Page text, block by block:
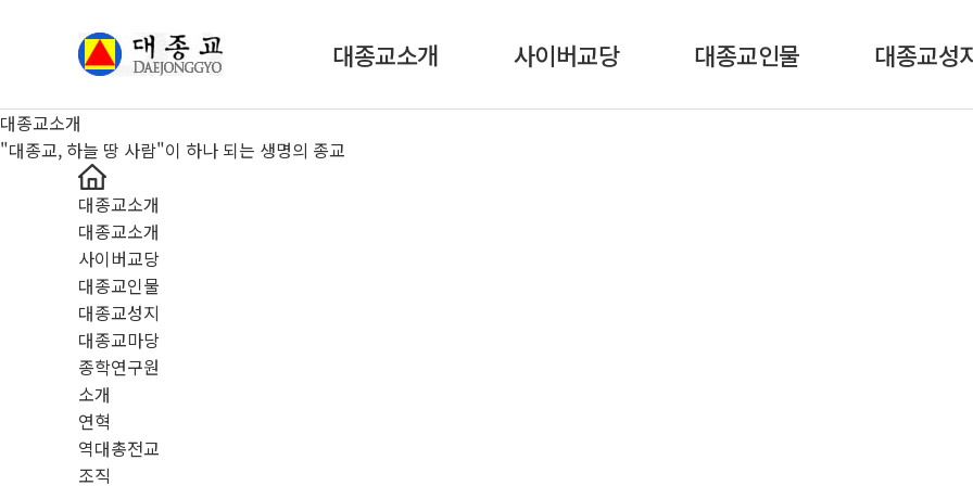
대종교소개 사이버교당 대종교인물 대종교성
대종교소개
"대종교, 하늘 땅 사람"이 하나 되는 생명의 종교
대종교소개
대종교소개
사이버교당
대종교인물
대종교성지
대종교마당
종학연구원
소개
연혁
역대총전교
조직